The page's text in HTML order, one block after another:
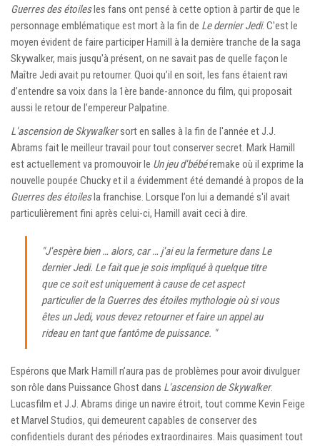
Guerres des étoilesles fans ont pensé à cette option à partir de que le
personnage emblématique est mort à la fin de Le dernier Jedi. C'est le
moyen évident de faire participer Hamill à la dernière tranche de la saga
Skywalker, mais jusqu'à présent, on ne savait pas de quelle façon le
Maître Jedi avait pu retourner. Quoi qu’il en soit, les fans étaient ravi
d’entendre sa voix dans la 1ère bande-annonce du film, qui proposait
aussi le retour de l’empereur Palpatine.
L'ascension de Skywalkersort en salles à la fin de l'année et J.J.
Abrams fait le meilleur travail pour tout conserver secret. Mark Hamill
est actuellement va promouvoir le Un jeu d'bébéremake où il exprime la
nouvelle poupée Chucky et il a évidemment été demandé à propos de la
Guerres des étoilesla franchise. Lorsque l’on lui a demandé s'il avait
particulièrement fini après celui-ci, Hamill avait ceci à dire.
"J'espère bien … alors, car … j'ai eu la fermeture dansLe
dernier Jedi. Le fait que je sois impliqué à quelque titre
que ce soit est uniquement à cause de cet aspect
particulier de laGuerres des étoilesmythologie où si vous
êtes un Jedi, vous devez retourner et faire un appel au
rideau en tant que fantôme de puissance. "
Espérons que Mark Hamill n’aura pas de problèmes pour avoir divulguer
son rôle dans Puissance Ghost dans L'ascension de Skywalker.
Lucasfilm et J.J. Abrams dirige un navire étroit, tout comme Kevin Feige
et Marvel Studios, qui demeurent capables de conserver des
confidentiels durant des périodes extraordinaires. Mais quasiment tout